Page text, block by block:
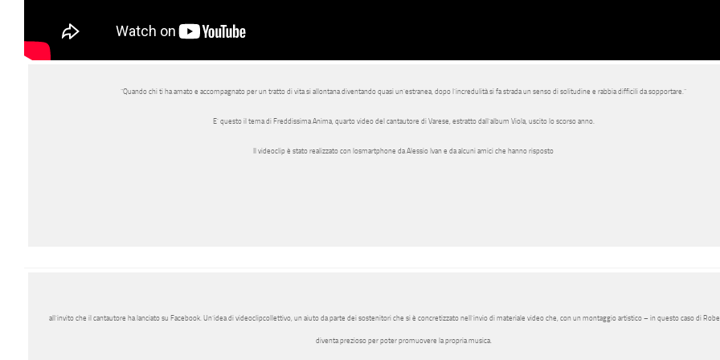
“Quando chi ti ha amato e accompagnato per un tratto di vita si allontana diventando quasi un’estranea, dopo l’incredulità si fa strada un senso di solitudine e rabbia difficili da sopportare.”
E’ questo il tema diFreddissima Anima, quarto video del cantautore di Varese, estratto dall’album Viola, uscito lo scorso anno.
Il videoclip è stato realizzato con losmartphone daAlessio Ivane da alcuni amici che hanno risposto
all’invito che il cantautore ha lanciato su Facebook. Un’idea di videoclipcollettivo, un aiuto da parte dei sostenitori che si è concretizzato nell’invio di materiale video che, con un montaggio artistico – in questo caso di
diventa prezioso per poter promuovere la propria musica.